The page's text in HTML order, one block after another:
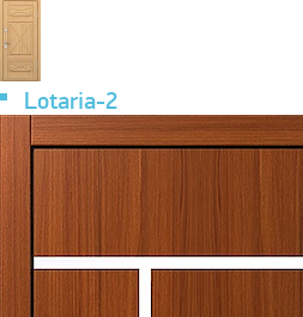
Lotaria-2